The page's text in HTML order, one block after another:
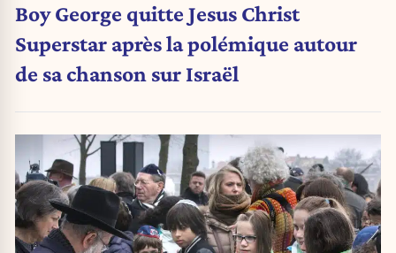
Boy George quitte Jesus Christ
Superstar après la polémique autour
de sa chanson sur Israël